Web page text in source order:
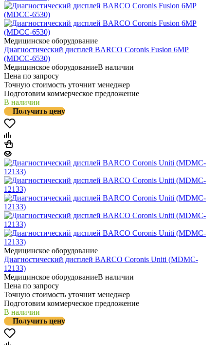
Медицинское оборудование
Диагностический дисплей BARCO Coronis Fusion 6MP
(MDCC-6530)
Медицинское оборудованиеВ наличии
Цена по запросу
Точную стоимость уточнит менеджер
Подготовим коммерческое предложение
В наличии
Получить цену
Медицинское оборудование
Диагностический дисплей BARCO Coronis Uniti (MDMC-
12133)
Медицинское оборудованиеВ наличии
Цена по запросу
Точную стоимость уточнит менеджер
Подготовим коммерческое предложение
В наличии
Получить цену